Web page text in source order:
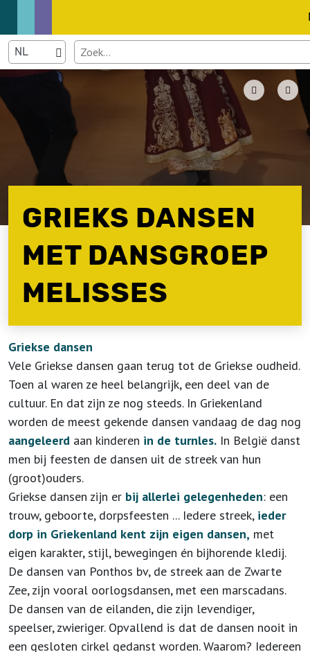
GRIEKS DANSEN
MET DANSGROEP
MELISSES
Griekse dansen
Vele Griekse dansen gaan terug tot de Griekse oudheid.
Toen al waren ze heel belangrijk, een deel van de
cultuur. En dat zijn ze nog steeds. In Griekenland
worden de meest gekende dansen vandaag de dag nog
aangeleerd aan kinderen in de turnles. In België danst
men bij feesten de dansen uit de streek van hun
(groot)ouders.
Griekse dansen zijn er bij allerlei gelegenheden: een
trouw, geboorte, dorpsfeesten ... Iedere streek, ieder
dorp in Griekenland kent zijn eigen dansen, met
eigen karakter, stijl, bewegingen én bijhorende kledij.
De dansen van Ponthos bv, de streek aan de Zwarte
Zee, zijn vooral oorlogsdansen, met een marscadans.
De dansen van de eilanden, die zijn levendiger,
speelser, zwieriger. Opvallend is dat de dansen nooit in
een gesloten cirkel gedanst worden. Waarom? Iedereen